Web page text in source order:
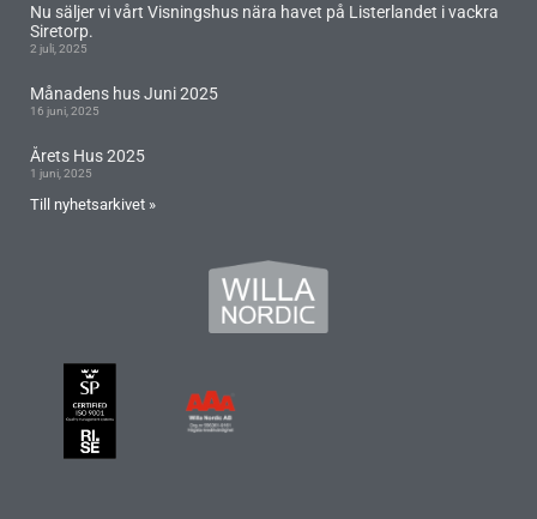
Nu säljer vi vårt Visningshus nära havet på Listerlandet i vackra
Siretorp.
2 juli, 2025
Månadens hus Juni 2025
16 juni, 2025
Årets Hus 2025
1 juni, 2025
Till nyhetsarkivet »